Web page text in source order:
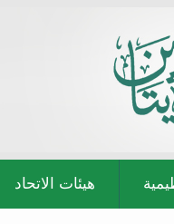
هيئات الاتحاد